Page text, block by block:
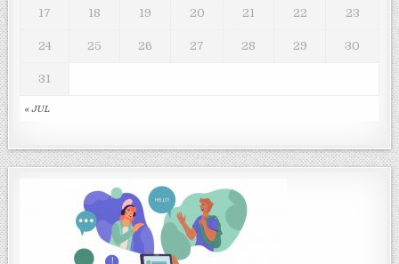
« JUL
17 18 19 20 21 22 23
24 25 26 27 28 29 30
31